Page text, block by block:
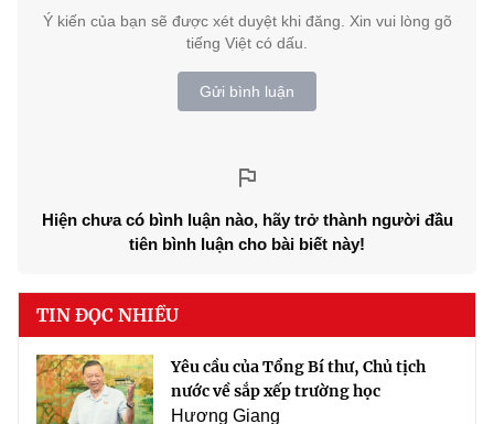
Ý kiến của bạn sẽ được xét duyệt khi đăng. Xin vui lòng gõ
tiếng Việt có dấu.
Gửi bình luận
Hiện chưa có bình luận nào, hãy trở thành người đầu
tiên bình luận cho bài biết này!
TIN ĐỌC NHIỀU
Yêu cầu của Tổng Bí thư, Chủ tịch
nước về sắp xếp trường học
Hương Giang